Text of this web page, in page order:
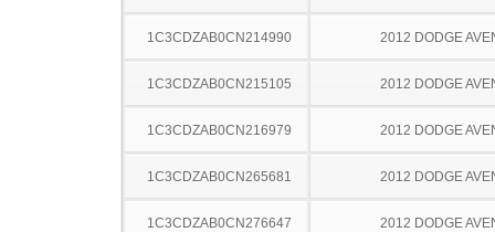
1C3CDZAB0CN214990 2012 DODGE
1C3CDZAB0CN215105 2012 DODGE
1C3CDZAB0CN216979 2012 DODGE
1C3CDZAB0CN265681 2012 DODGE
1C3CDZAB0CN276647 2012 DODGE